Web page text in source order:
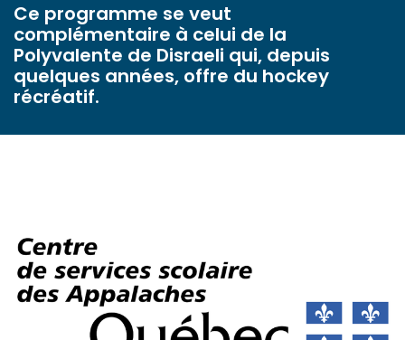
Ce programme se veut
complémentaire à celui de la
Polyvalente de Disraeli qui, depuis
quelques années, offre du hockey
récréatif.